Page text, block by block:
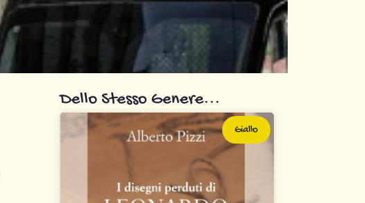
Dello Stesso Genere...
Giallo